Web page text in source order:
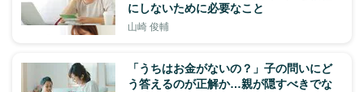
にしないために必要なこと
山崎 俊輔
「うちはお金がないの？」子の問いにど
う答えるのが正解か…親が隠すべきでな